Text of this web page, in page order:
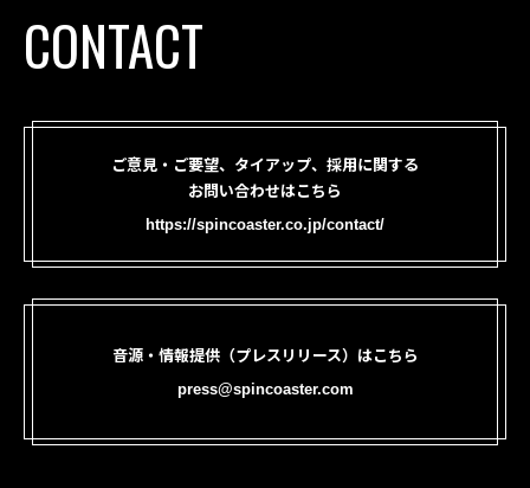
CONTACT
ご意見・ご要望、タイアップ、採用に関する
お問い合わせはこちら
https://spincoaster.co.jp/contact/
音源・情報提供（プレスリリース）はこちら
press@spincoaster.com